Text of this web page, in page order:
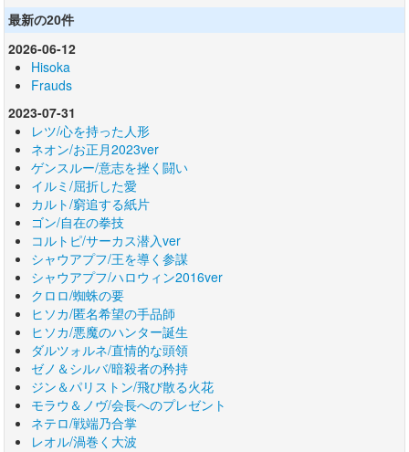
最新の20件
2026-06-12
Hisoka
Frauds
2023-07-31
レツ/心を持った人形
ネオン/お正月2023ver
ゲンスルー/意志を挫く闘い
イルミ/屈折した愛
カルト/窮追する紙片
ゴン/自在の拳技
コルトピ/サーカス潜入ver
シャウアプフ/王を導く参謀
シャウアプフ/ハロウィン2016ver
クロロ/蜘蛛の要
ヒソカ/匿名希望の手品師
ヒソカ/悪魔のハンター誕生
ダルツォルネ/直情的な頭領
ゼノ＆シルバ/暗殺者の矜持
ジン＆パリストン/飛び散る火花
モラウ＆ノヴ/会長へのプレゼント
ネテロ/戦端乃合掌
レオル/渦巻く大波